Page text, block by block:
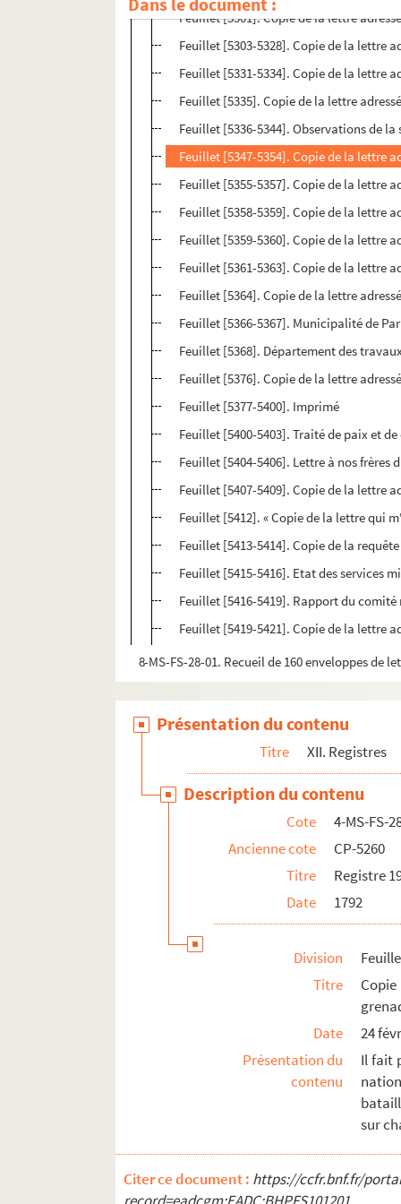
Feuillet [5301]. Copie de la lettre
Feuillet [5303-5328]. Copie de la lettre
Feuillet [5331-5334]. Copie de la lettre
Feuillet [5335]. Copie de la lettre
Feuillet [5336-5344]. Observations de
Feuillet [5347-5354]. Copie de la lettre
Feuillet [5355-5357]. Copie de la lettre
Feuillet [5358-5359]. Copie de la lettre
Feuillet [5359-5360]. Copie de la lettre
Feuillet [5361-5363]. Copie de la lettre
Feuillet [5364]. Copie de la lettre
Feuillet [5366-5367]. Municipalité de
Feuillet [5368]. Département des
Feuillet [5376]. Copie de la lettre
Feuillet [5377-5400]. Imprimé
Feuillet [5400-5403]. Traité de paix et
Feuillet [5404-5406]. Lettre à nos frères
Feuillet [5407-5409]. Copie de la lettre
Feuillet [5412]. « Copie de la lettre qui
Feuillet [5413-5414]. Copie de la
Feuillet [5415-5416]. Etat des services
Feuillet [5416-5419]. Rapport du
Feuillet [5419-5421]. Copie de la lettre
8-MS-FS-28-01. Recueil de 160 enveloppes de
Présentation du contenu
Titre XII. Registres
Description du contenu
Cote
4-MS-FS-
Ancienne cote
CP-5260
Titre
Registre
Date
1792
Division
Titre
Date
24
Présentation du
contenu
Il fait
sur
Citer ce document : https://ccfr.bnf.fr/